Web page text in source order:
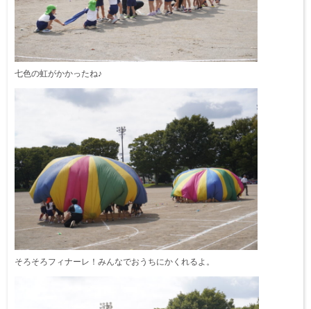
七色の虹がかかったね♪
そろそろフィナーレ！みんなでおうちにかくれるよ。